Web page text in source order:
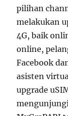
pilihan
melakukan
4G, baik
online,
Facebook
asisten
upgrade